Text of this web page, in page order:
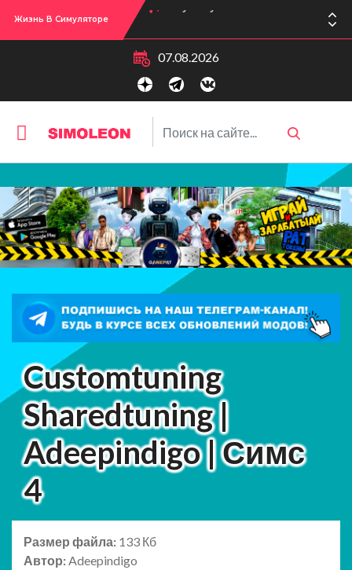
Жизнь В Симуляторе
07.08.2026
Customtuning
Sharedtuning |
Adeepindigo | Симс
4
Размер файла: 133 Кб
Автор:Adeepindigo